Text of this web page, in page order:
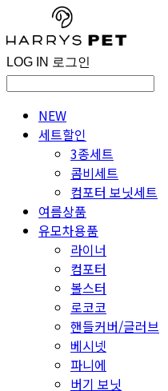
LOG IN 로그인
NEW
세트할인
3종세트
콤비세트
컴포터 보닛세트
여름상품
유모차용품
라이너
컴포터
볼스터
로코코
핸들커버/글러브
베시넷
파니에
버기 보닛